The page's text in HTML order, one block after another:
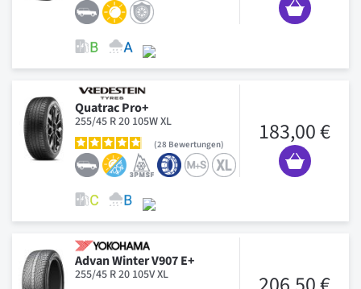
Quatrac Pro+
255/45 R 20 105W XL
28 Bewertungen 183,00 €
Advan Winter V907 E+
255/45 R 20 105V XL